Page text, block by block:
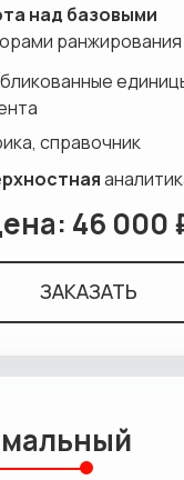
над базовыми
ранжирования
справочник
46 000
ЗАКАЗАТЬ